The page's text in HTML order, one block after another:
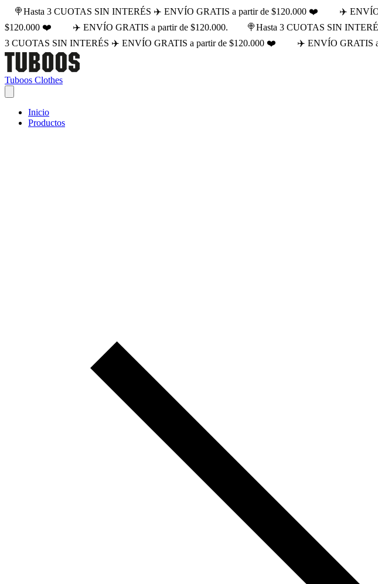
🍭Hasta 3 CUOTAS SIN INTERÉS ✈️ ENVÍO GRATIS a partir de $120.000 ❤️ ✈️ ENVÍO
$120.000 ❤️
✈️ ENVÍO GRATIS a partir de $120.000. 🍭Hasta 3 CUOTAS SIN
3 CUOTAS SIN INTERÉS ✈️ ENVÍO GRATIS a partir de $120.000 ❤️
✈️ ENVÍO GRATIS
Tuboos Clothes
Inicio
Productos